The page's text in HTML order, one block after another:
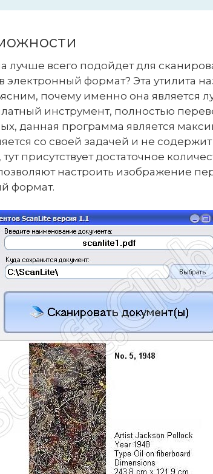
лучше всего подойдет для
электронный формат? Эта утилита
почему именно она является
инструмент, полностью
данная программа является
со своей задачей и не
присутствует достаточное
настроить изображение
формат.